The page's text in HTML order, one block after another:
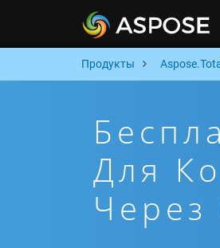
Продукты
Для
Через